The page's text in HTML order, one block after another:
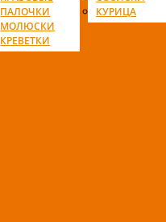
ПАЛОЧКИ
МОЛЮСКИ
КРЕВЕТКИ
КУРИЦА